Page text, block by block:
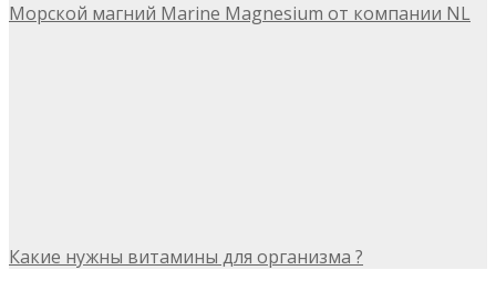
Морской магний Marine Magnesium от компании NL
Какие нужны витамины для организма ?